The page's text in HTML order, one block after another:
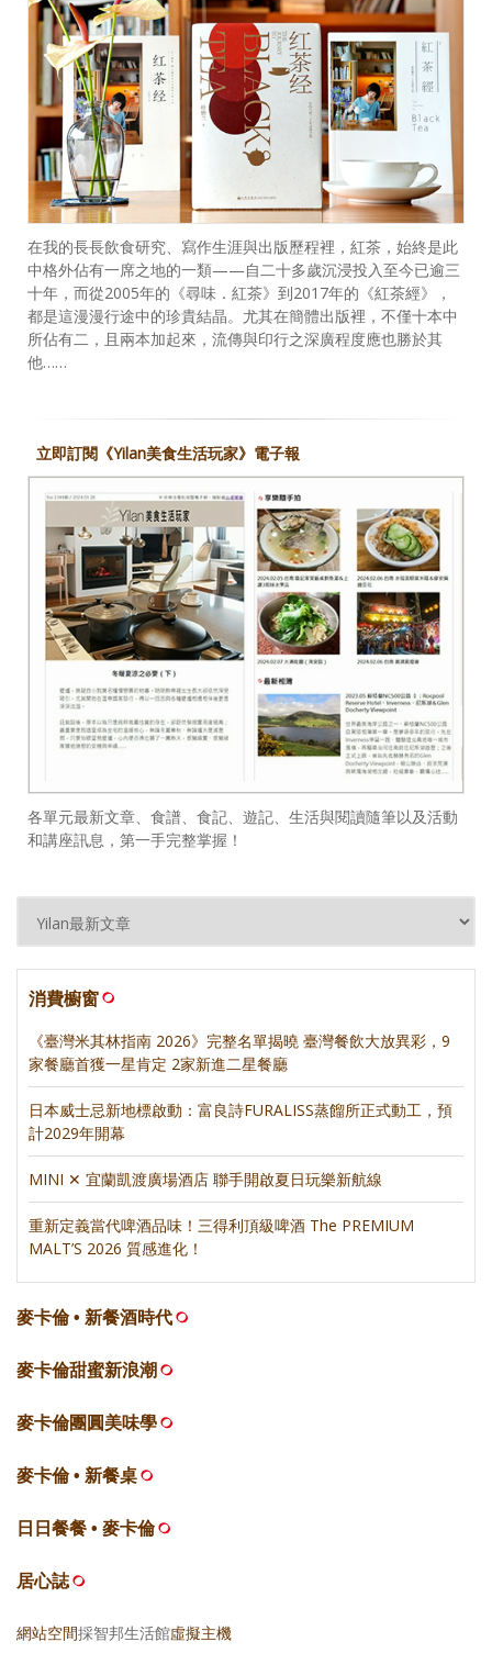
在我的長長飲食研究、寫作生涯與出版歷程裡，紅茶，始終是此
中格外佔有一席之地的一類——自二十多歲沉浸投入至今已逾三
十年，而從2005年的《尋味．紅茶》到2017年的《紅茶經》，
都是這漫漫行途中的珍貴結晶。尤其在簡體出版裡，不僅十本中
所佔有二，且兩本加起來，流傳與印行之深廣程度應也勝於其
他……
立即訂閱《Yilan美食生活玩家》電子報
各單元最新文章、食譜、食記、遊記、生活與閱讀隨筆以及活動
和講座訊息，第一手完整掌握！
消費櫥窗
《臺灣米其林指南 2026》完整名單揭曉 臺灣餐飲大放異彩，9
家餐廳首獲一星肯定 2家新進二星餐廳
日本威士忌新地標啟動：富良詩FURALISS蒸餾所正式動工，預
計2029年開幕
MINI ✕ 宜蘭凱渡廣場酒店 聯手開啟夏日玩樂新航線
重新定義當代啤酒品味！三得利頂級啤酒 The PREMIUM
MALT’S 2026 質感進化！
麥卡倫 • 新餐酒時代
麥卡倫甜蜜新浪潮
麥卡倫團圓美味學
麥卡倫 • 新餐桌
日日餐餐 • 麥卡倫
居心誌
網站空間採智邦生活館虛擬主機